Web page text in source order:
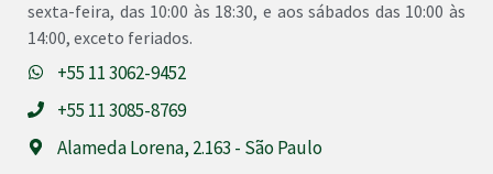
sexta-feira, das 10:00 às 18:30, e aos sábados das 10:00 às
14:00, exceto feriados.
+55 11 3062-9452
+55 11 3085-8769
Alameda Lorena, 2.163 - São Paulo